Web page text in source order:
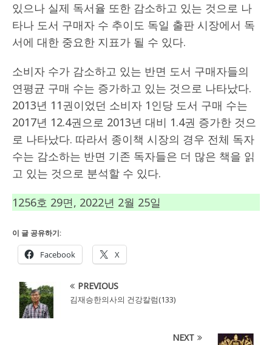
있으나 실제 독서율 또한 감소하고 있는 것으로 나
타나 도서 구매자 수 추이도 독일 출판 시장에서 독
서에 대한 중요한 지표가 될 수 있다.
소비자 수가 감소하고 있는 반면 도서 구매자들의
연평균 구매 수는 증가하고 있는 것으로 나타났다.
2013년 11권이었던 소비자 1인당 도서 구매 수는
2017년 12.4권으로 2013년 대비 1.4권 증가한 것으
로 나타났다. 따라서 종이책 시장의 경우 전체 독자
수는 감소하는 반면 기존 독자들은 더 많은 책을 읽
고 있는 것으로 분석할 수 있다.
1256호 29면, 2022년 2월 25일
이 글 공유하기:
Facebook X
PREVIOUS
김재승한의사의 건강칼럼(133)
NEXT